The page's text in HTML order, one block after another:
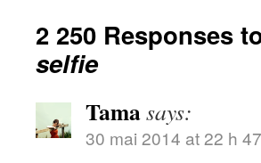
2 250 Responses
selfie
Tamasays:
30 mai 2014 at 22 h